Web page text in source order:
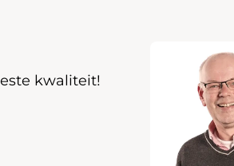
kwaliteit!